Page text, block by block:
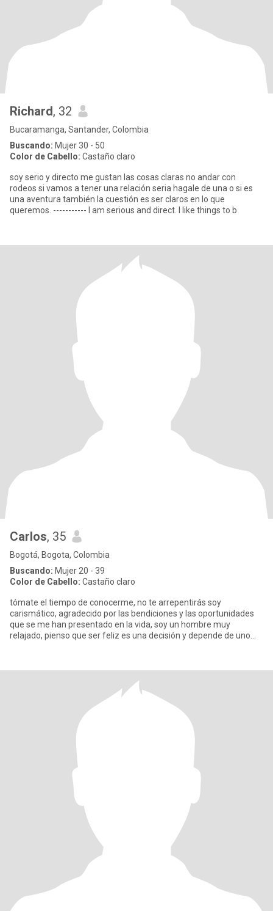
Richard, 32
Bucaramanga, Santander, Colombia
Buscando: Mujer 30 - 50
Color de Cabello: Castaño claro
soy serio y directo me gustan las cosas claras no andar con
rodeos si vamos a tener una relación seria hagale de una o si es
una aventura también la cuestión es ser claros en lo que
queremos. ----------- I am serious and direct. I like things to b
Carlos, 35
Bogotá, Bogota, Colombia
Buscando: Mujer 20 - 39
Color de Cabello: Castaño claro
tómate el tiempo de conocerme, no te arrepentirás soy
carismático, agradecido por las bendiciones y las oportunidades
que se me han presentado en la vida, soy un hombre muy
relajado, pienso que ser feliz es una decisión y depende de uno